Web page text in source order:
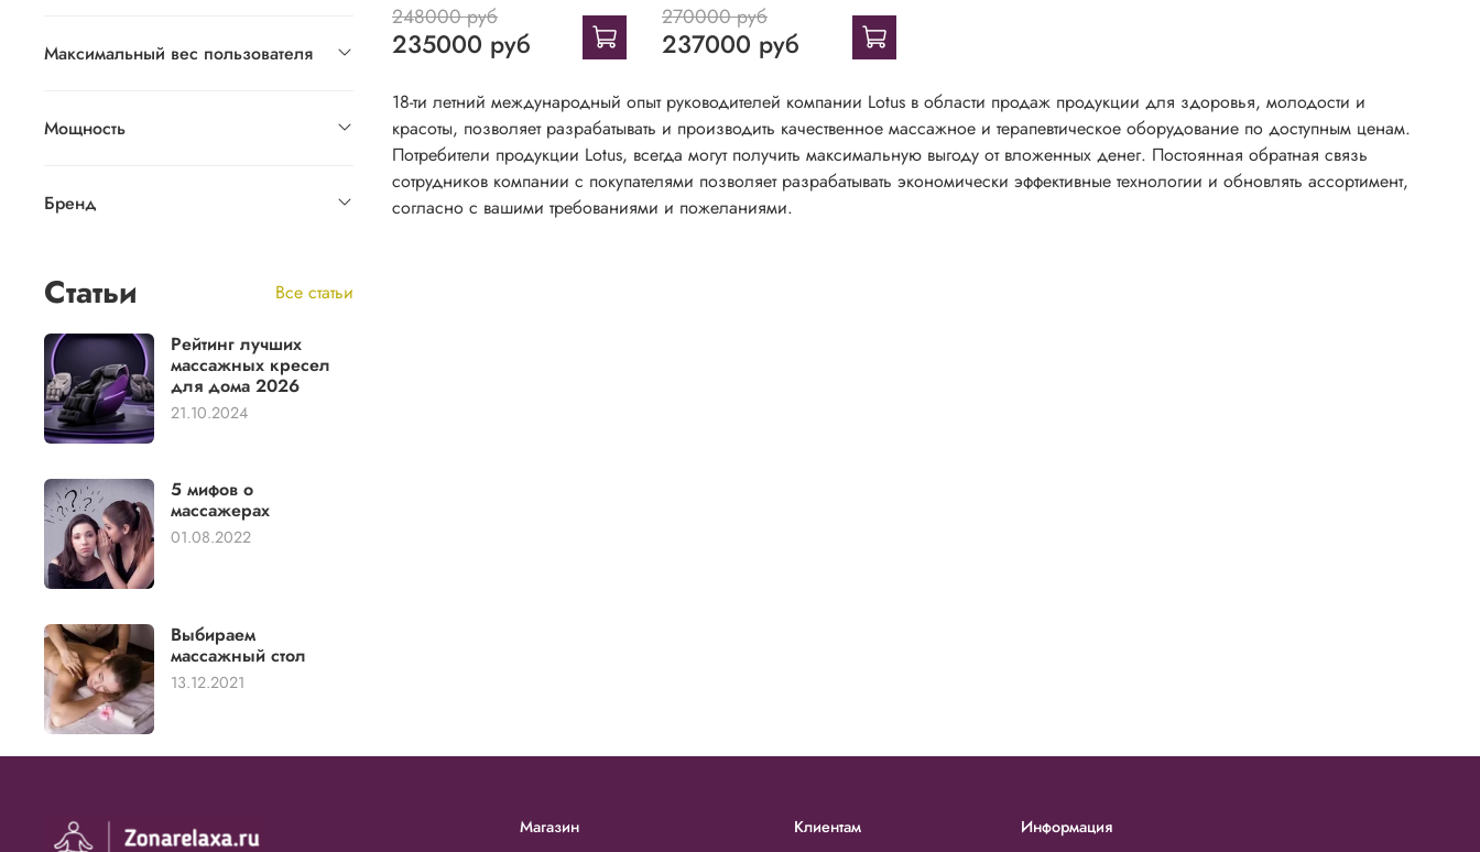
248000 руб
235000 руб
270000 руб
237000 руб
18-ти летний международный опыт руководителей компании Lotus в области продаж продукции для здоровья, молодости и
красоты, позволяет разрабатывать и производить качественное массажное и терапевтическое оборудование по доступным ценам.
Потребители продукции Lotus, всегда могут получить максимальную выгоду от вложенных денег. Постоянная обратная связь
сотрудников компании с покупателями позволяет разрабатывать экономически эффективные технологии и обновлять ассортимент,
согласно с вашими требованиями и пожеланиями.
Максимальный вес пользователя
Мощность
Бренд
Статьи Все статьи
Рейтинг лучших
массажных кресел
для дома 2026
21.10.2024
5 мифов о
массажерах
01.08.2022
Выбираем
массажный стол
13.12.2021
Магазин Клиентам Информация